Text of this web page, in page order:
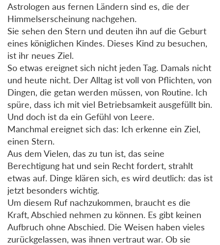
Astrologen aus fernen Ländern sind es, die der
Himmelserscheinung nachgehen.
Sie sehen den Stern und deuten ihn auf die Geburt
eines königlichen Kindes. Dieses Kind zu besuchen,
ist ihr neues Ziel.
So etwas ereignet sich nicht jeden Tag. Damals nicht
und heute nicht. Der Alltag ist voll von Pflichten, von
Dingen, die getan werden müssen, von Routine. Ich
spüre, dass ich mit viel Betriebsamkeit ausgefüllt bin.
Und doch ist da ein Gefühl von Leere.
Manchmal ereignet sich das: Ich erkenne ein Ziel,
einen Stern.
Aus dem Vielen, das zu tun ist, das seine
Berechtigung hat und sein Recht fordert, strahlt
etwas auf. Dinge klären sich, es wird deutlich: das ist
jetzt besonders wichtig.
Um diesem Ruf nachzukommen, braucht es die
Kraft, Abschied nehmen zu können. Es gibt keinen
Aufbruch ohne Abschied. Die Weisen haben vieles
zurückgelassen, was ihnen vertraut war. Ob sie